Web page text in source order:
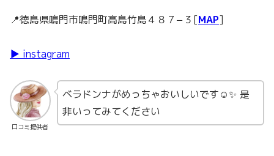
📍徳島県鳴門市鳴門町高島竹島４８７−３[MAP]
▶ instagram
口コミ提供者
ベラドンナがめっちゃおいしいです☺️✨ 是
非いってみてください